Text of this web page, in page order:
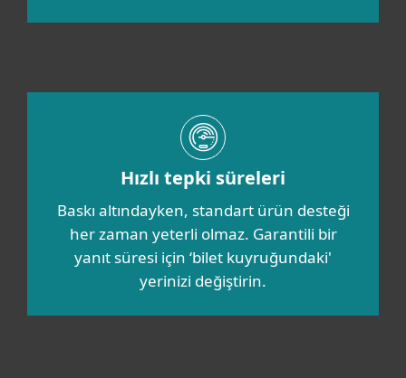
Hızlı tepki süreleri
Baskı altındayken, standart ürün desteği
her zaman yeterli olmaz. Garantili bir
yanıt süresi için ‘bilet kuyruğundaki'
yerinizi değiştirin.